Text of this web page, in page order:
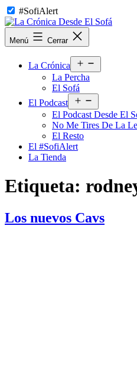
Saltar
al
contenido
#SofiAlert
La
Crónica
Menú Cerrar
La Crónica
el
La Percha
El Sofá
El Podcast
el
menú
El Podcast Desde El
No Me Tires De La
El Resto
El #SofiAlert
La Tienda
Etiqueta:
Los nuevos Cavs